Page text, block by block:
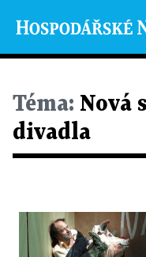
Téma: Nová
divadla